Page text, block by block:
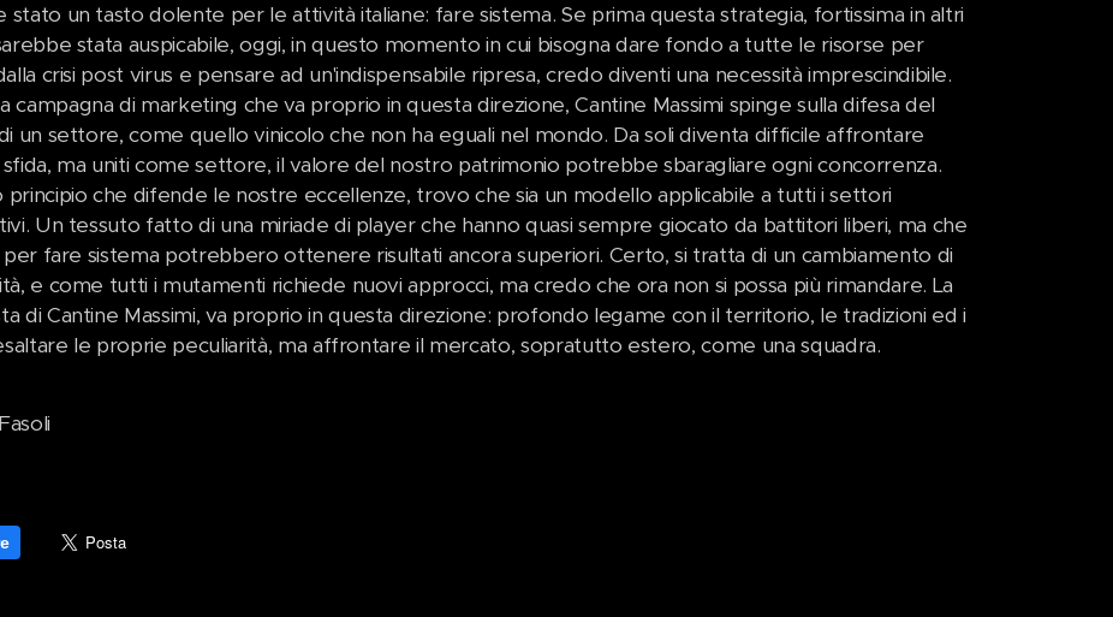
stato un tasto dolente per le attività italiane: fare sistema. Se prima questa strategia, fortissima in altri
stata auspicabile, oggi, in questo momento in cui bisogna dare fondo a tutte le risorse per
crisi post virus e pensare ad un'indispensabile ripresa, credo diventi una necessità imprescindibile.
campagna di marketing che va proprio in questa direzione, Cantine Massimi spinge sulla difesa del
un settore, come quello vinicolo che non ha eguali nel mondo. Da soli diventa difficile affrontare
ma uniti come settore, il valore del nostro patrimonio potrebbe sbaragliare ogni concorrenza.
principio che difende le nostre eccellenze, trovo che sia un modello applicabile a tutti i settori
Un tessuto fatto di una miriade di player che hanno quasi sempre giocato da battitori liberi, ma che
per fare sistema potrebbero ottenere risultati ancora superiori. Certo, si tratta di un cambiamento di
e come tutti i mutamenti richiede nuovi approcci, ma credo che ora non si possa più rimandare. La
di Cantine Massimi, va proprio in questa direzione: profondo legame con il territorio, le tradizioni ed i
le proprie peculiarità, ma affrontare il mercato, sopratutto estero, come una squadra.